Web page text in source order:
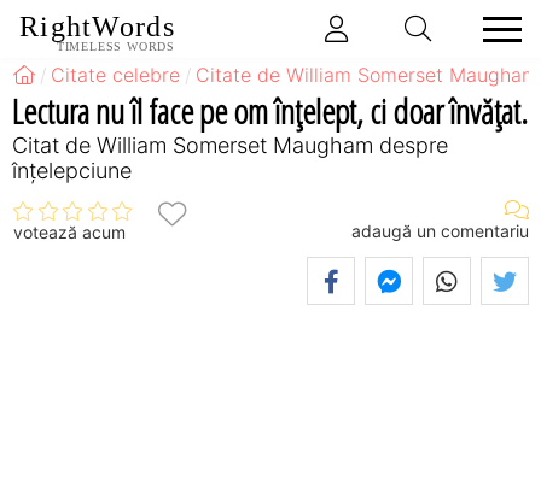
RightWords
TIMELESS WORDS
Citate celebre Citate de William Somerset Maugham
Lectura nu îl face pe om înţelept, ci doar învăţat.
Citat de William Somerset Maugham despre
înțelepciune
votează acum adaugă un comentariu